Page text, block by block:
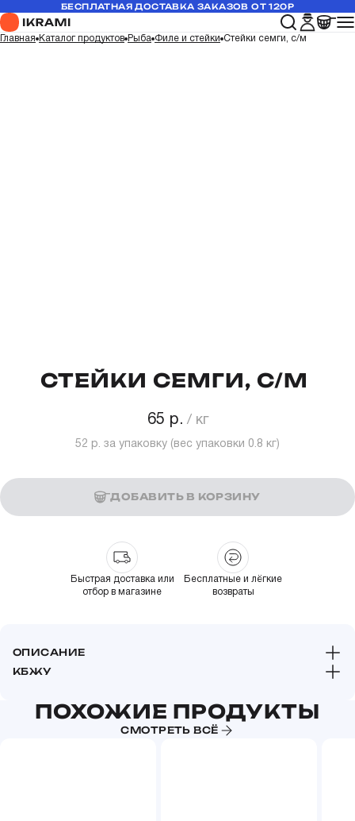
БЕСПЛАТНАЯ ДОСТАВКА ЗАКАЗОВ ОТ 120Р
Главная Каталог продуктов Рыба Филе и стейки Стейки семги, с/м
СТЕЙКИ СЕМГИ, С/М
65 р.
52 р. за упаковку (вес упаковки 0.8 кг)
ДОБАВИТЬ В КОРЗИНУ
Быстрая доставка или
отбор в магазине
Бесплатные и лёгкие
возвраты
ОПИСАНИЕ
КБЖУ
Пищевая и энергетическая ценность на 100 грамм:
ПОХОЖИЕ ПРОДУКТЫ
СМОТРЕТЬ ВСЁ